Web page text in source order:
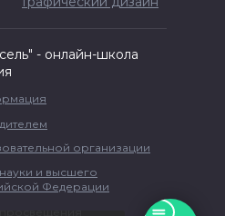
- онлайн-школа
организации
и высшего
Федерации